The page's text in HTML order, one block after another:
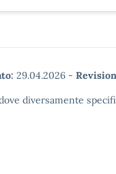
29.04.2026 -
diversamente